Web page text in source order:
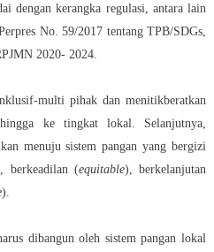
dengan kerangka regulasi, antara lain
No. 59/2017 tentang TPB/SDGs,
2020- 2024.
multi pihak dan menitikberatkan
ke tingkat lokal. Selanjutnya,
menuju sistem pangan yang bergizi
berkeadilan (equitable), berkelanjutan
).
dibangun oleh sistem pangan lokal